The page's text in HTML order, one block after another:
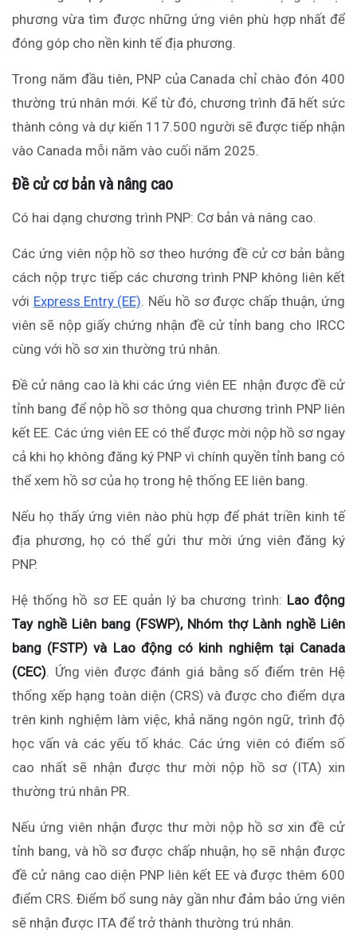
phương vừa tìm được những ứng viên phù hợp nhất để
đóng góp cho nền kinh tế địa phương.
Trong năm đầu tiên, PNP của Canada chỉ chào đón 400
thường trú nhân mới. Kể từ đó, chương trình đã hết sức
thành công và dự kiến 117.500 người sẽ được tiếp nhận
vào Canada mỗi năm vào cuối năm 2025.
Đề cử cơ bản và nâng cao
Có hai dạng chương trình PNP: Cơ bản và nâng cao.
Các ứng viên nộp hồ sơ theo hướng đề cử cơ bản bằng
cách nộp trực tiếp các chương trình PNP không liên kết
với Express Entry (EE). Nếu hồ sơ được chấp thuận, ứng
viên sẽ nộp giấy chứng nhận đề cử tỉnh bang cho IRCC
cùng với hồ sơ xin thường trú nhân.
Đề cử nâng cao là khi các ứng viên EE nhận được đề cử
tỉnh bang để nộp hồ sơ thông qua chương trình PNP liên
kết EE. Các ứng viên EE có thể được mời nộp hồ sơ ngay
cả khi họ không đăng ký PNP vì chính quyền tỉnh bang có
thể xem hồ sơ của họ trong hệ thống EE liên bang.
Nếu họ thấy ứng viên nào phù hợp để phát triền kinh tế
địa phương, họ có thể gửi thư mời ứng viên đăng ký
PNP.
Hệ thống hồ sơ EE quản lý ba chương trình: Lao động
Tay nghề Liên bang (FSWP), Nhóm thợ Lành nghề Liên
bang (FSTP) và Lao động có kinh nghiệm tại Canada
(CEC). Ứng viên được đánh giá bằng số điểm trên Hệ
thống xếp hạng toàn diện (CRS) và được cho điểm dựa
trên kinh nghiệm làm việc, khả năng ngôn ngữ, trình độ
học vấn và các yếu tố khác. Các ứng viên có điểm số
cao nhất sẽ nhận được thư mời nộp hồ sơ (ITA) xin
thường trú nhân PR.
Nếu ứng viên nhận được thư mời nộp hồ sơ xin đề cử
tỉnh bang, và hồ sơ được chấp nhuận, họ sẽ nhận được
đề cử nâng cao diện PNP liên kết EE và được thêm 600
điểm CRS. Điểm bổ sung này gần như đảm bảo ứng viên
sẽ nhận được ITA để trở thành thường trú nhân.